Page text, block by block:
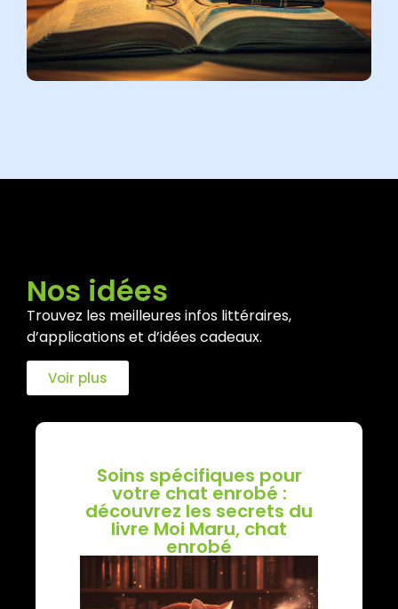
Nos idées
Trouvez les meilleures infos littéraires,
d’applications et d’idées cadeaux.
Voir plus
Soins spécifiques pour
votre chat enrobé :
découvrez les secrets du
livre Moi Maru, chat
enrobé